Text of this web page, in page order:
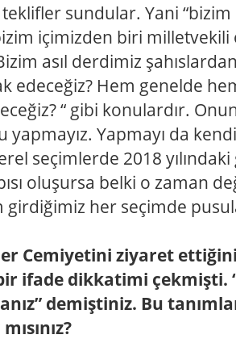
sundular. Yani
içimizden biri milletvekili
asıl derdimiz
edeceğiz? Hem genelde
“ gibi konulardır.
yapmayız. Yapmayı da
seçimlerde 2018
oluşursa belki o zaman
girdiğimiz her seçimde
Cemiyetini ziyaret
ifade dikkatimi çekmişti.
demiştiniz. Bu